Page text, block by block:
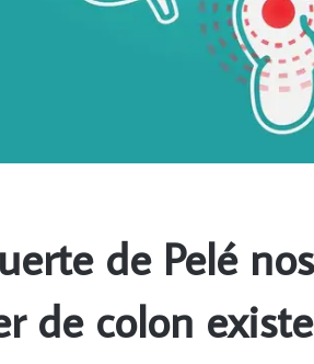
de Pelé
de colon existe